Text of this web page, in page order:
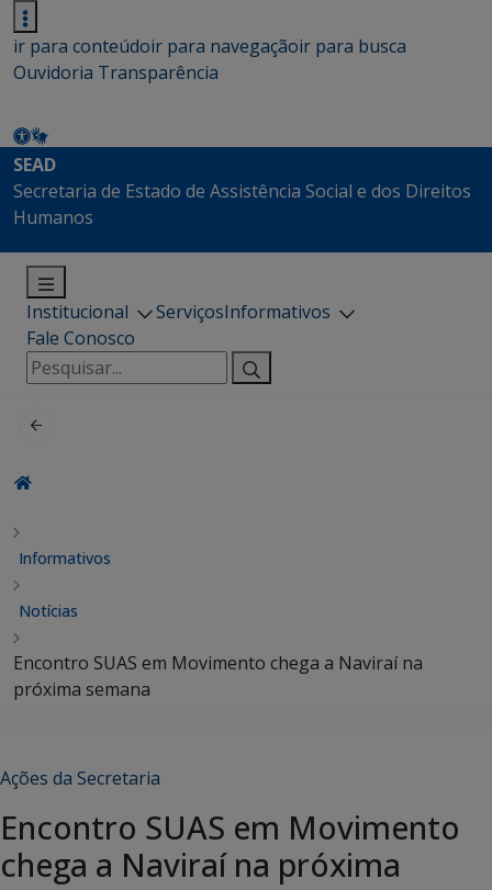
ir para conteúdoir para navegaçãoir para busca
Ouvidoria Transparência
SEAD
Secretaria de Estado de Assistência Social e dos Direitos
Humanos
Institucional ServiçosInformativos
Fale Conosco
Pesquisar
por:
Informativos
Notícias
Encontro SUAS em Movimento chega a Naviraí na
próxima semana
Ações da Secretaria
Encontro SUAS em Movimento
chega a Naviraí na próxima